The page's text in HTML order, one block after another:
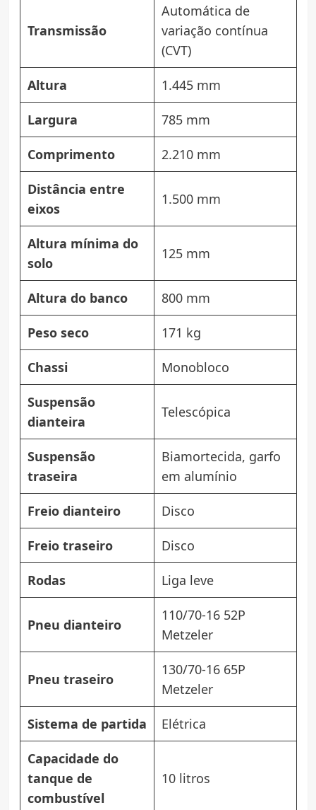
Transmissão
Automática de
variação contínua
(CVT)
Altura 1.445 mm
Largura 785 mm
Comprimento 2.210 mm
Distância entre
eixos
1.500 mm
Altura mínima do
solo
125 mm
Altura do banco 800 mm
Peso seco 171 kg
Chassi Monobloco
Suspensão
dianteira
Telescópica
Suspensão
traseira
Biamortecida, garfo
em alumínio
Freio dianteiro Disco
Freio traseiro Disco
Rodas Liga leve
Pneu dianteiro
110/70-16 52P
Metzeler
Pneu traseiro
130/70-16 65P
Metzeler
Sistema de partida Elétrica
Capacidade do
tanque de
combustível
10 litros